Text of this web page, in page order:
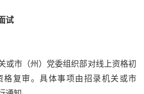
试
或市（州）党委组织部对线上资格初
格复审。具体事项由招录机关或市